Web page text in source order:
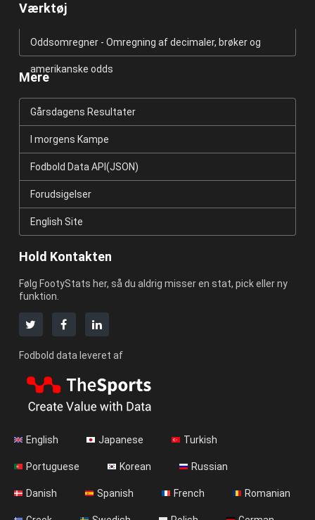
Værktøj
Oddsomregner - Omregning af decimaler, brøker og
amerikanske odds
Mere
Gårsdagens Resultater
I morgens Kampe
Fodbold Data API(JSON)
Forudsigelser
English Site
Hold Kontakten
Følg FootyStats her, så du aldrig misser en stat, pick eller ny
funktion.
Fodbold data leveret af
English Japanese Turkish
Portuguese Korean Russian
Danish Spanish French Romanian